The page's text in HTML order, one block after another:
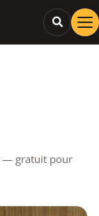
— gratuit pour